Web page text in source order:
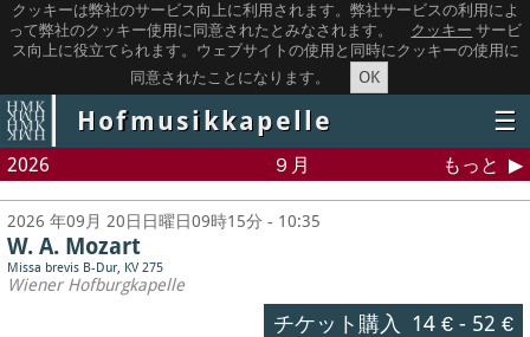
クッキーは弊社のサービス向上に利用されます。弊社サービスの利用によ
って弊社のクッキー使用に同意されたとみなされます。
クッキー サービ
ス向上に役立てられます。ウェブサイトの使用と同時にクッキーの使用に
同意されたことになります。
OK
Hofmusikkapelle ☰
2026 ９月 もっと
2026 年09月 20日日曜日09時15分 - 10:35
W. A. Mozart
Missa brevis B-Dur, KV 275
Wiener Hofburgkapelle
チケット購入 14 €- 52 €